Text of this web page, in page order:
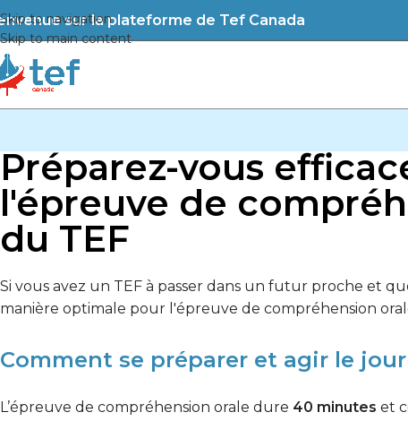
Skip to navigation
Skip to main content
sur la plateforme de Tef Canada
Préparez-vous
l'épreuve de
du TEF
Si vous avez un TEF à passer dans un futur proche et
manière optimale pour l'épreuve de compréhension
Comment se préparer et agir le
L’épreuve de compréhension orale dure 40 minutes et